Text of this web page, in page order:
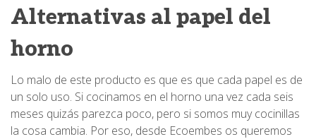
Alternativas al papel del
horno
Lo malo de este producto es que es que cada papel es de
un solo uso. Si cocinamos en el horno una vez cada seis
meses quizás parezca poco, pero si somos muy cocinillas
la cosa cambia. Por eso, desde Ecoembes os queremos